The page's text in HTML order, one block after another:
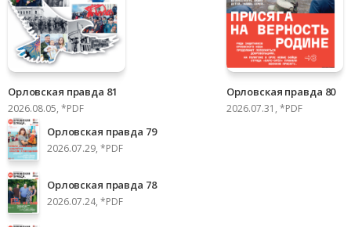
Орловская правда 81
2026.08.05, *PDF
Орловская правда 80
2026.07.31, *PDF
Орловская правда 79
2026.07.29, *PDF
Орловская правда 78
2026.07.24, *PDF